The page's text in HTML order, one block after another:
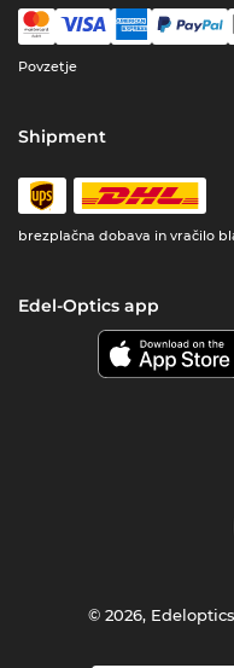
Povzetje
Shipment
brezplačna dobava in vračilo
Edel-Optics app
© 2026,